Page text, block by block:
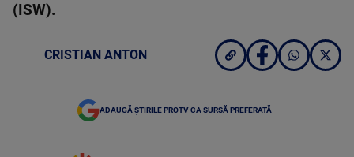
(ISW).
CRISTIAN ANTON
ADAUGĂ ȘTIRILE PROTV CA SURSĂ PREFERATĂ